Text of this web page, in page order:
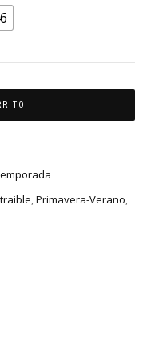
,Primavera-Verano,